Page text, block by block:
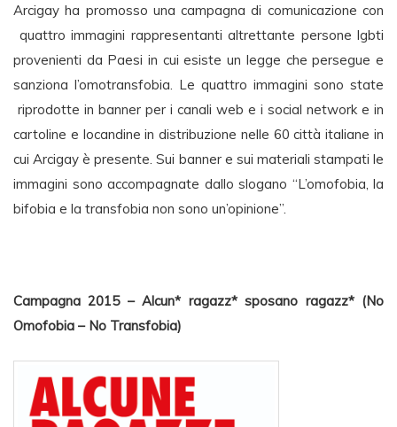
Arcigay ha promosso una campagna di comunicazione con
quattro immagini rappresentanti altrettante persone lgbti
provenienti da Paesi in cui esiste un legge che persegue e
sanziona l’omotransfobia. Le quattro immagini sono state
riprodotte in banner per i canali web e i social network e in
cartoline e locandine in distribuzione nelle 60 città italiane in
cui Arcigay è presente. Sui banner e sui materiali stampati le
immagini sono accompagnate dallo slogano “L’omofobia, la
bifobia e la transfobia non sono un’opinione”.
Campagna 2015 – Alcun* ragazz* sposano ragazz* (No
Omofobia – No Transfobia)